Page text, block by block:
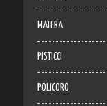
MATERA
PISTICCI
POLICORO